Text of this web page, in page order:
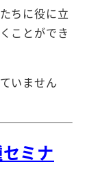
ちに役に立
ことができ
いません
ミナ